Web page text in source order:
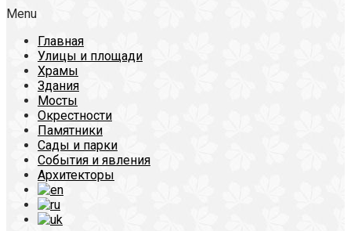
Menu
Главная
Улицы и площади
Храмы
Здания
Мосты
Окрестности
Памятники
Сады и парки
События и явления
Архитекторы